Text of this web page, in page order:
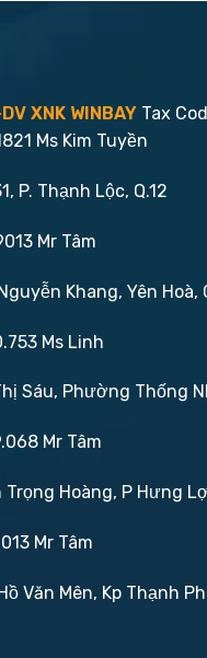
XNK WINBAY Tax
Ms Kim Tuyền
P. Thạnh Lộc, Q.12
Mr Tâm
Khang, Yên Hoà,
Ms Linh
Sáu, Phường Thống
Mr Tâm
Hoàng, P Hưng
Mr Tâm
Văn Mên, Kp Thạnh